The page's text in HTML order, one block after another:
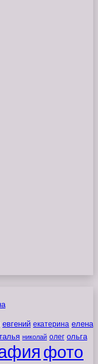
евгений екатерина елена
николай олег ольга
фото